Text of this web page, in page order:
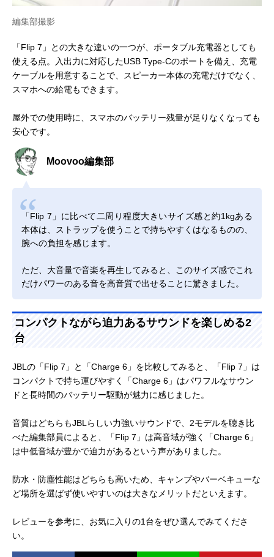
編集部撮影
「Flip 7」との大きな違いの一つが、ポータブル充電器としても
使える点。入出力に対応したUSB Type-Cのポートを備え、充電
ケーブルを用意することで、スピーカー本体の充電だけでなく、
スマホへの給電もできます。
屋外での使用時に、スマホのバッテリー残量が足りなくなっても
安心です。
Moovoo編集部
「Flip 7」に比べて二周り程度大きいサイズ感と約1kgある
本体は、ストラップを使うことで持ちやすくはなるものの、
腕への負担を感じます。
ただ、大音量で音楽を再生してみると、このサイズ感でこれ
だけパワーのある音を高音質で出せることに驚きました。
コンパクトながら迫力あるサウンドを楽しめる2
台
JBLの「Flip 7」と「Charge 6」を比較してみると、「Flip 7」は
コンパクトで持ち運びやすく「Charge 6」はパワフルなサウン
ドと長時間のバッテリー駆動が魅力に感じました。
音質はどちらもJBLらしい力強いサウンドで、2モデルを聴き比
べた編集部員によると、「Flip 7」は高音域が強く「Charge 6」
は中低音域が豊かで迫力があるという声がありました。
防水・防塵性能はどちらも高いため、キャンプやバーベキューな
ど場所を選ばず使いやすいのは大きなメリットだといえます。
レビューを参考に、お気に入りの1台をぜひ選んでみてくださ
い。